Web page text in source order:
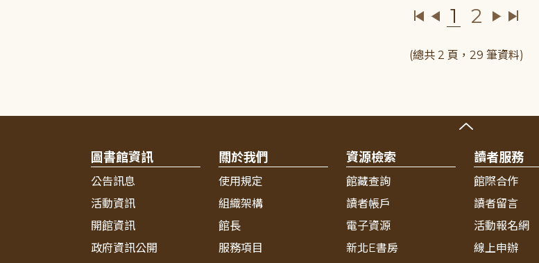
1 2
(總共 2 頁，29 筆資料)
圖書館資訊
公告訊息
活動資訊
開館資訊
政府資訊公開
關於我們
使用規定
組織架構
館長
服務項目
資源檢索
館藏查詢
讀者帳戶
電子資源
新北E書房
讀者服務
館際合作
讀者留言
活動報名網
線上申辦